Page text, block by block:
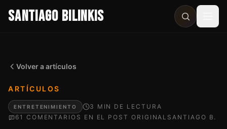
SANTIAGO BILINKIS
Volver a artículos
ARTÍCULOS
ENTRETENIMIENTO 3 MIN DE LECTURA
61 COMENTARIO S EN EL POST ORIGINAL SANTIAGO B.